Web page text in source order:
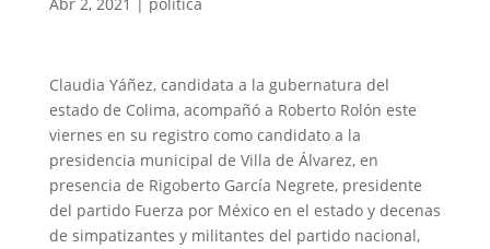
Claudia Yáñez, candidata a la gubernatura del
estado de Colima, acompañó a Roberto Rolón este
viernes en su registro como candidato a la
presidencia municipal de Villa de Álvarez, en
presencia de Rigoberto García Negrete, presidente
del partido Fuerza por México en el estado y decenas
de simpatizantes y militantes del partido nacional,